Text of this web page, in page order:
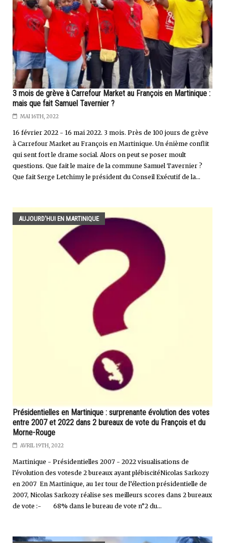
3 mois de grève à Carrefour Market au François en Martinique :
mais que fait Samuel Tavernier ?
MAI 16TH, 2022
16 février 2022 - 16 mai 2022. 3 mois. Près de 100 jours de grève
à Carrefour Market au François en Martinique. Un énième conflit
qui sent fort le drame social. Alors on peut se poser moult
questions. Que fait le maire de la commune Samuel Tavernier ?
Que fait Serge Letchimy le président du Conseil Exécutif de la...
AUJOURD'HUI EN MARTINIQUE
Présidentielles en Martinique : surprenante évolution des votes
entre 2007 et 2022 dans 2 bureaux de vote du François et du
Morne-Rouge
AVRIL 19TH, 2022
Martinique - Présidentielles 2007 - 2022 visualisations de
l’évolution des votesde 2 bureaux ayant plébiscitéNicolas Sarkozy
en 2007 En Martinique, au 1er tour de l’élection présidentielle de
2007, Nicolas Sarkozy réalise ses meilleurs scores dans 2 bureaux
de vote :- 68% dans le bureau de vote n°2 du...